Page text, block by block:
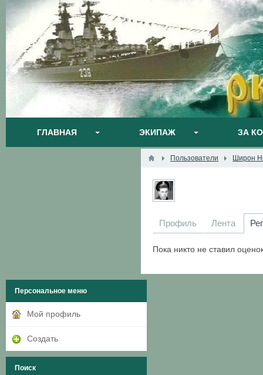
ГЛАВНАЯ ЭКИПАЖ ЗА
Пользователи Широн
Профиль Лента
Пока никто не ставил
Персональное меню
Мой профиль
Создать
Поиск